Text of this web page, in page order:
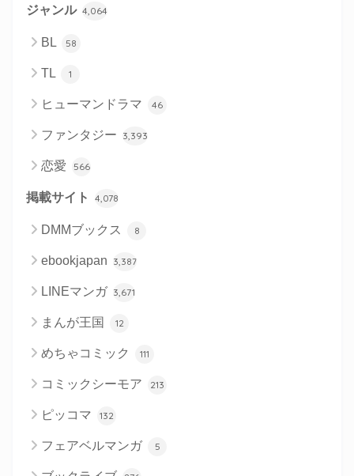
ジャンル 4,064
BL 58
TL 1
ヒューマンドラマ 46
ファンタジー 3,393
恋愛 566
掲載サイト 4,078
DMMブックス 8
ebookjapan 3,387
LINEマンガ 3,671
まんが王国 12
めちゃコミック 111
コミックシーモア 213
ピッコマ 132
フェアベルマンガ 5